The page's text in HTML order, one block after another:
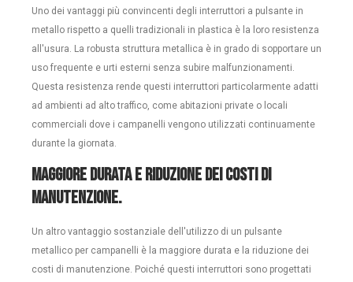
Uno dei vantaggi più convincenti degli interruttori a pulsante in
metallo rispetto a quelli tradizionali in plastica è la loro resistenza
all'usura. La robusta struttura metallica è in grado di sopportare un
uso frequente e urti esterni senza subire malfunzionamenti.
Questa resistenza rende questi interruttori particolarmente adatti
ad ambienti ad alto traffico, come abitazioni private o locali
commerciali dove i campanelli vengono utilizzati continuamente
durante la giornata.
Maggiore durata e riduzione dei costi di
manutenzione.
Un altro vantaggio sostanziale dell'utilizzo di un pulsante
metallico per campanelli è la maggiore durata e la riduzione dei
costi di manutenzione. Poiché questi interruttori sono progettati